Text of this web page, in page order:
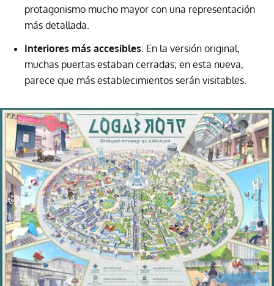
protagonismo mucho mayor con una representación
más detallada.
Interiores más accesibles: En la versión original,
muchas puertas estaban cerradas; en esta nueva,
parece que más establecimientos serán visitables.